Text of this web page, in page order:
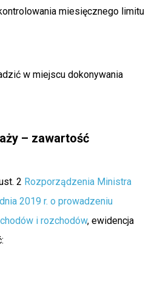
miesięcznego limitu
w miejscu dokonywania
– zawartość
2 Rozporządzenia Ministra
2019 r. o prowadzeniu
i rozchodów, ewidencja